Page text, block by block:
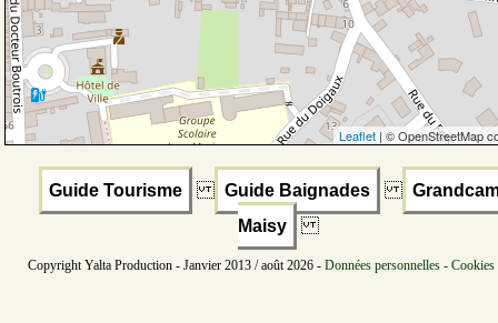
Leaflet | © OpenStreetMap
Guide Tourisme Guide Baignades
Maisy
Copyright Yalta Production - Janvier 2013 / août 2026 - Données personnelles -